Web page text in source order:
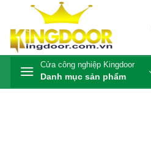
nội
dung
Cửa công nghiệp Kingdoor
Danh mục sản phẩm